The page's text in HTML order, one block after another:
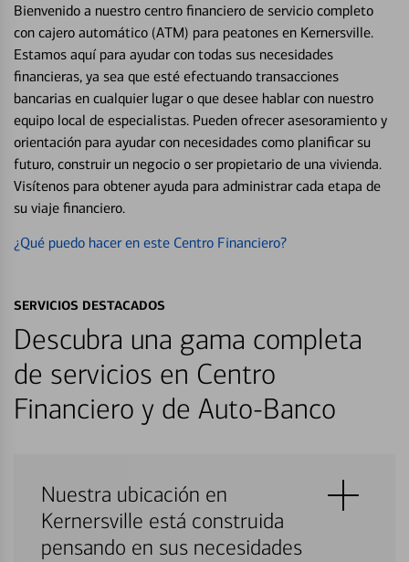
Bienvenido a nuestro centro financiero de servicio completo
con cajero automático (ATM) para peatones en Kernersville.
Estamos aquí para ayudar con todas sus necesidades
financieras, ya sea que esté efectuando transacciones
bancarias en cualquier lugar o que desee hablar con nuestro
equipo local de especialistas. Pueden ofrecer asesoramiento y
orientación para ayudar con necesidades como planificar su
futuro, construir un negocio o ser propietario de una vivienda.
Visítenos para obtener ayuda para administrar cada etapa de
su viaje financiero.
¿Qué puedo hacer en este Centro Financiero?
SERVICIOS DESTACADOS
Descubra una gama completa
de servicios en Centro
Financiero y de Auto-Banco
Nuestra ubicación en
Kernersville está construida
pensando en sus necesidades